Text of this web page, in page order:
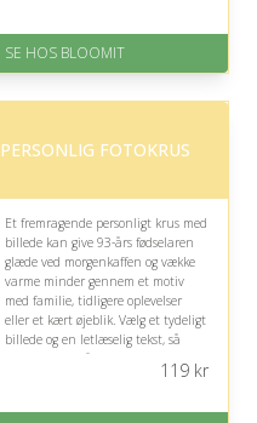
Fremragende Trustpilot rating
SE HOS BLOOMIT
PERSONLIG FOTOKRUS
Et fremragende personligt krus med
billede kan give 93-års fødselaren
glæde ved morgenkaffen og vække
varme minder gennem et motiv
med familie, tidligere oplevelser
eller et kært øjeblik. Vælg et tydeligt
billede og en letlæselig tekst, så
gaven bliver både hyggelig og
På lager
119kr